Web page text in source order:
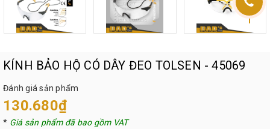
KÍNH BẢO HỘ CÓ DÂY ĐEO TOLSEN - 45069
Đánh giá sản phẩm
130.680₫
* Giá sản phẩm đã bao gồm VAT